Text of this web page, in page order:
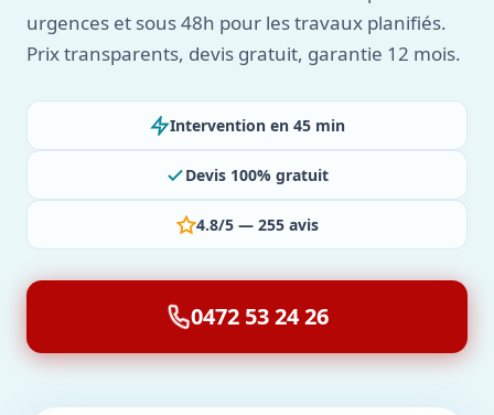
urgences et sous 48h pour les travaux planifiés.
Prix transparents, devis gratuit, garantie 12 mois.
Intervention en 45 min
Devis 100% gratuit
4.8/5 — 255 avis
0472 53 24 26